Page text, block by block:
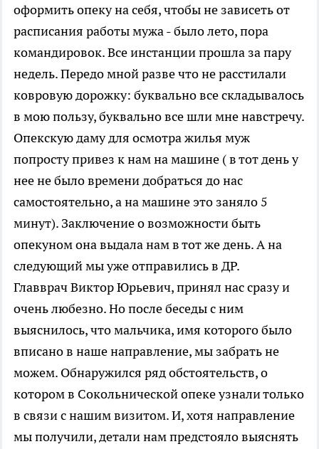
оформить опеку на себя, чтобы не зависеть от
расписания работы мужа - было лето, пора
командировок. Все инстанции прошла за пару
недель. Передо мной разве что не расстилали
ковровую дорожку: буквально все складывалось
в мою пользу, буквально все шли мне навстречу.
Опекскую даму для осмотра жилья муж
попросту привез к нам на машине ( в тот день у
нее не было времени добраться до нас
самостоятельно, а на машине это заняло 5
минут). Заключение о возможности быть
опекуном она выдала нам в тот же день. А на
следующий мы уже отправились в ДР.
Главврач Виктор Юрьевич, принял нас сразу и
очень любезно. Но после беседы с ним
выяснилось, что мальчика, имя которого было
вписано в наше направление, мы забрать не
можем. Обнаружился ряд обстоятельств, о
котором в Сокольнической опеке узнали только
в связи с нашим визитом. И, хотя направление
мы получили, детали нам предстояло выяснять